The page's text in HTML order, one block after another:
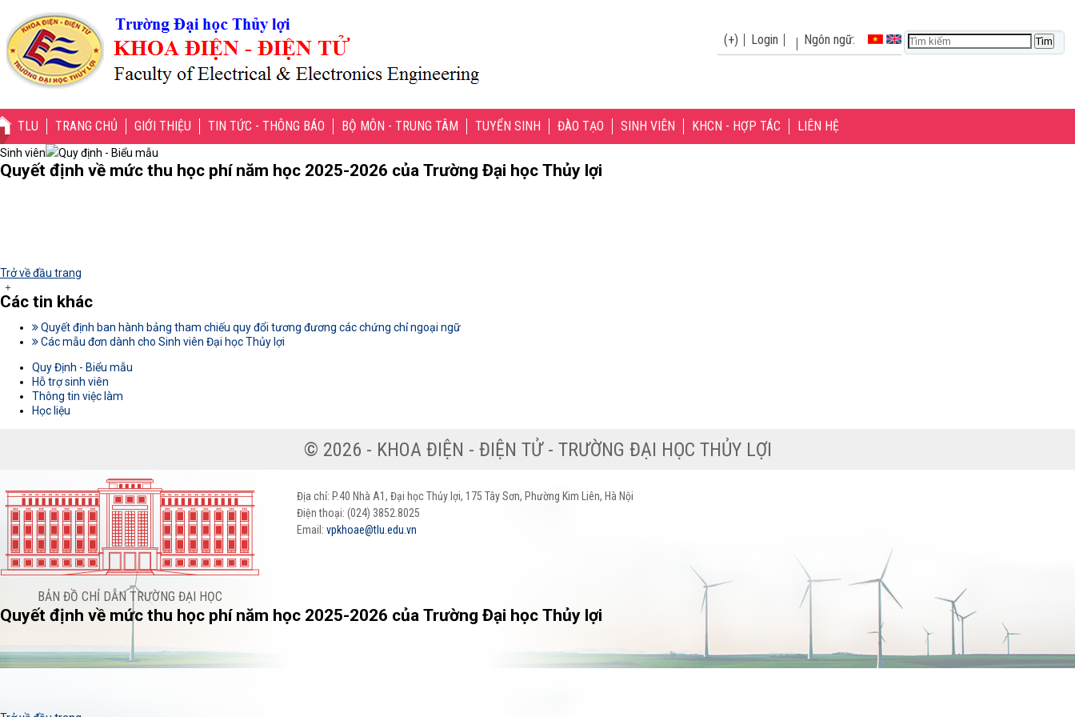
(+) Login Ngôn ngữ:
TLU TRANG CHỦ GIỚI THIỆU TIN TỨC - THÔNG BÁO BỘ MÔN - TRUNG TÂM TUYỂN SINH ĐÀO TẠO SINH VIÊN KHCN - HỢP TÁC LIÊN HỆ
Sinh viên Quy định - Biểu mẫu
Quyết định về mức thu học phí năm học 2025-2026 của Trường Đại học Thủy lợi
Trở về đầu trang
Các tin khác
Quyết định ban hành bảng tham chiếu quy đổi tương đương các chứng chỉ ngoại ngữ
Các mẫu đơn dành cho Sinh viên Đại học Thủy lợi
Quy Định - Biểu mẫu
Hỗ trợ sinh viên
Thông tin việc làm
Học liệu
© 2026 - KHOA ĐIỆN - ĐIỆN TỬ - TRƯỜNG ĐẠI HỌC THỦY LỢI
BẢN ĐỒ CHỈ DẪN TRƯỜNG ĐẠI HỌC
Địa chỉ: P.40 Nhà A1, Đại học Thủy lợi, 175 Tây Sơn, Phường Kim Liên, Hà Nội
Điện thoại: (024) 3852.8025
Email: vpkhoae@tlu.edu.vn
Quyết định về mức thu học phí năm học 2025-2026 của Trường Đại học Thủy lợi